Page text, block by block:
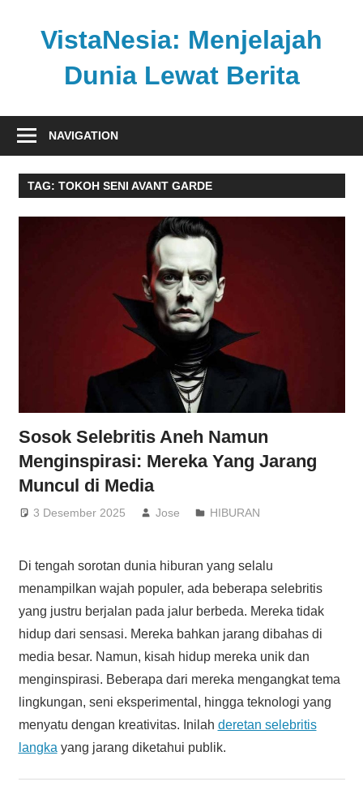
VistaNesia: Menjelajah
Dunia Lewat Berita
nasional
global
dalam
NAVIGATION
TAG: TOKOH SENI AVANT GARDE
Sosok Selebritis Aneh Namun
Menginspirasi: Mereka Yang Jarang
Muncul di Media
3 Desember 2025 Jose HIBURAN
Di tengah sorotan dunia hiburan yang selalu
menampilkan wajah populer, ada beberapa selebritis
yang justru berjalan pada jalur berbeda. Mereka tidak
hidup dari sensasi. Mereka bahkan jarang dibahas di
media besar. Namun, kisah hidup mereka unik dan
menginspirasi. Beberapa dari mereka mengangkat tema
lingkungan, seni eksperimental, hingga teknologi yang
menyatu dengan kreativitas. Inilah deretan selebritis
langka yang jarang diketahui publik.